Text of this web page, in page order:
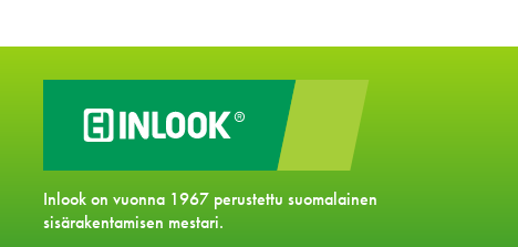
Inlook on vuonna 1967 perustettu suomalainen
sisärakentamisen mestari.